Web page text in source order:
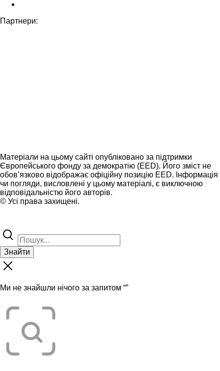
Партнери:
Матеріали на цьому сайті опубліковано за підтримки
Європейського фонду за демократію (EED). Його зміст не
обов’язково відображає офіційну позицію EED. Інформація
чи погляди, висловлені у цьому матеріалі, є виключною
відповідальністю його авторів.
© Усі права захищені.
Знайти
Ми не знайшли нічого за запитом “”